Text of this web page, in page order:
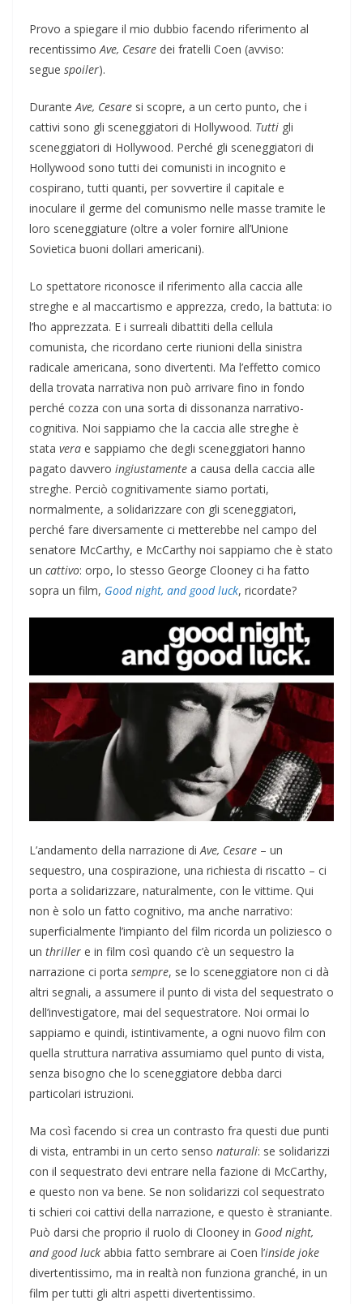
Provo a spiegare il mio dubbio facendo riferimento al
recentissimo Ave, Cesare dei fratelli Coen (avviso:
segue spoiler).
Durante Ave, Cesare si scopre, a un certo punto, che i
cattivi sono gli sceneggiatori di Hollywood. Tutti gli
sceneggiatori di Hollywood. Perché gli sceneggiatori di
Hollywood sono tutti dei comunisti in incognito e
cospirano, tutti quanti, per sovvertire il capitale e
inoculare il germe del comunismo nelle masse tramite le
loro sceneggiature (oltre a voler fornire all’Unione
Sovietica buoni dollari americani).
Lo spettatore riconosce il riferimento alla caccia alle
streghe e al maccartismo e apprezza, credo, la battuta: io
l’ho apprezzata. E i surreali dibattiti della cellula
comunista, che ricordano certe riunioni della sinistra
radicale americana, sono divertenti. Ma l’effetto comico
della trovata narrativa non può arrivare fino in fondo
perché cozza con una sorta di dissonanza narrativo-
cognitiva. Noi sappiamo che la caccia alle streghe è
stata vera e sappiamo che degli sceneggiatori hanno
pagato davvero ingiustamente a causa della caccia alle
streghe. Perciò cognitivamente siamo portati,
normalmente, a solidarizzare con gli sceneggiatori,
perché fare diversamente ci metterebbe nel campo del
senatore McCarthy, e McCarthy noi sappiamo che è stato
un cattivo: orpo, lo stesso George Clooney ci ha fatto
sopra un film, Good night, and good luck, ricordate?
L’andamento della narrazione diAve, Cesare – un
sequestro, una cospirazione, una richiesta di riscatto – ci
porta a solidarizzare, naturalmente, con le vittime. Qui
non è solo un fatto cognitivo, ma anche narrativo:
superficialmente l’impianto del film ricorda un poliziesco o
un thriller e in film così quando c’è un sequestro la
narrazione ci porta sempre, se lo sceneggiatore non ci dà
altri segnali, a assumere il punto di vista del sequestrato o
dell’investigatore, mai del sequestratore. Noi ormai lo
sappiamo e quindi, istintivamente, a ogni nuovo film con
quella struttura narrativa assumiamo quel punto di vista,
senza bisogno che lo sceneggiatore debba darci
particolari istruzioni.
Ma così facendo si crea un contrasto fra questi due punti
di vista, entrambi in un certo senso naturali: se solidarizzi
con il sequestrato devi entrare nella fazione di McCarthy,
e questo non va bene. Se non solidarizzi col sequestrato
ti schieri coi cattivi della narrazione, e questo è straniante.
Può darsi che proprio il ruolo di Clooney in Good night,
and good luck abbia fatto sembrare ai Coen l’inside joke
divertentissimo, ma in realtà non funziona granché, in un
film per tutti gli altri aspetti divertentissimo.